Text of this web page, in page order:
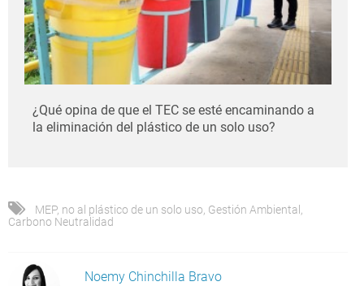
¿Qué opina de que el TEC se esté encaminando a
la eliminación del plástico de un solo uso?
MEP, no al plástico de un solo uso Gestión Ambiental
Carbono Neutralidad
Noemy Chinchilla Bravo